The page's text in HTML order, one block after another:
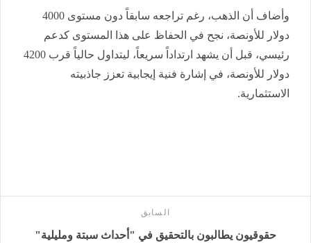
وأضاف أن الذهب، رغم تراجعه سابقاً دون مستوى 4000
دولار للأونصة، نجح في الحفاظ على هذا المستوى كدعم
رئيسي، قبل أن يشهد ارتداداً سريعاً، ليتداول حالياً قرب 4200
دولار للأونصة، في إشارة فنية إيجابية تعزز جاذبيته
الاستثمارية.
السابق
حقوقيون يطالبون بالتحقيق في "أحداث سبتة ومليلية"